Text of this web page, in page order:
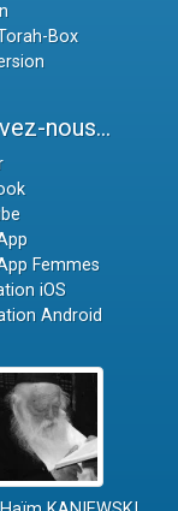
Box
nous...
Femmes
iOS
Android